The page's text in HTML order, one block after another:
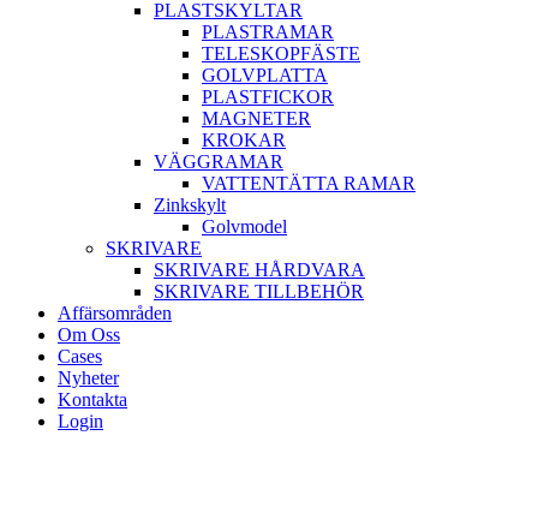
PLASTSKYLTAR
PLASTRAMAR
TELESKOPFÄSTE
GOLVPLATTA
PLASTFICKOR
MAGNETER
KROKAR
VÄGGRAMAR
VATTENTÄTTA RAMAR
Zinkskylt
Golvmodel
SKRIVARE
SKRIVARE HÅRDVARA
SKRIVARE TILLBEHÖR
Affärsområden
Om Oss
Cases
Nyheter
Kontakta
Login